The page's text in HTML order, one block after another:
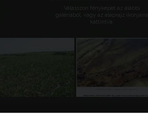
Válasszon fényképet az alábbi
galériából, vagy az alaprajz ikonjaira
kattintva.